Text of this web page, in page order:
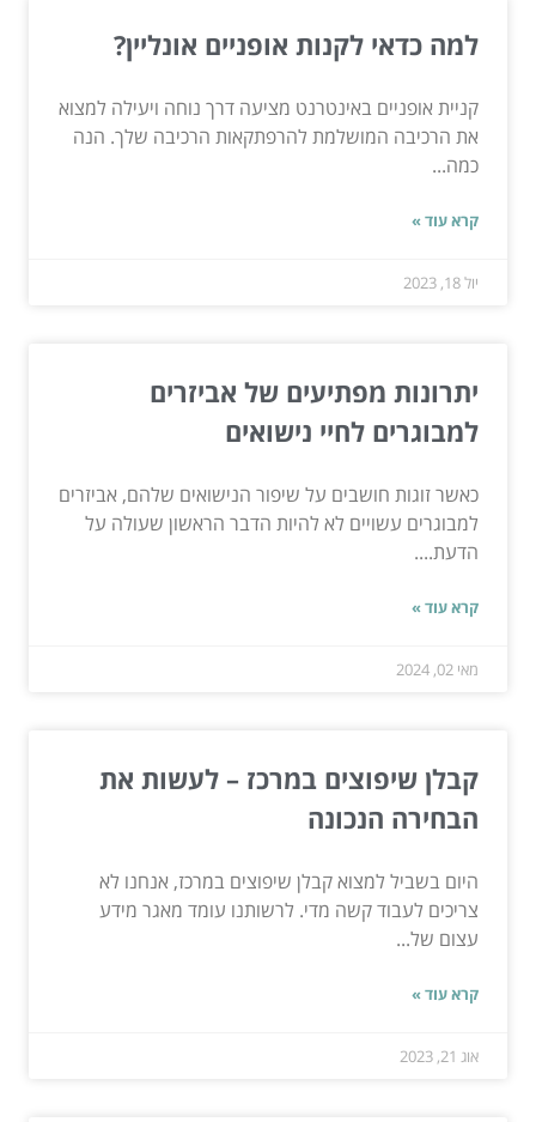
למה כדאי לקנות אופניים אונליין?
קניית אופניים באינטרנט מציעה דרך נוחה ויעילה למצוא
את הרכיבה המושלמת להרפתקאות הרכיבה שלך. הנה
כמה...
קרא עוד »
יול 18, 2023
יתרונות מפתיעים של אביזרים
למבוגרים לחיי נישואים
כאשר זוגות חושבים על שיפור הנישואים שלהם, אביזרים
למבוגרים עשויים לא להיות הדבר הראשון שעולה על
הדעת....
קרא עוד »
מאי 02, 2024
קבלן שיפוצים במרכז – לעשות את
הבחירה הנכונה
היום בשביל למצוא קבלן שיפוצים במרכז, אנחנו לא
צריכים לעבוד קשה מדי. לרשותנו עומד מאגר מידע
עצום של...
קרא עוד »
אוג 21, 2023